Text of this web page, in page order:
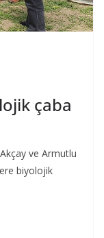
çaba
ve Armutlu
biyolojik